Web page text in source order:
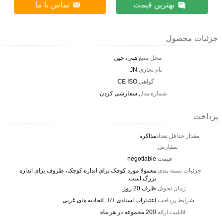
بهترین قیمت تماس با ما
جزئیات محصول
محل منبع:هبی، چین
نام تجاری:JN
گواهی:CE ISO
شماره مدل:سفارشی کردن
پرداخت
مقدار حداقل تعداد
سفارش:
مذاکره
قیمت:negotiable
جزئیات بسته بندی:معمولا مورد کوچک برای اندازه کوچک، ظروف برای اندازه
بزرگ است.
زمان تحویل:ظرف 20 روز
شرایط پرداخت:اعتبارات اسنادی T/T, اتحادیه های غربی
قابلیت ارائه:200 مجموعه در هر ماه